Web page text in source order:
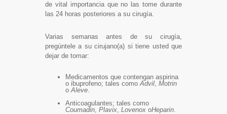
de vital importancia que no las tome durante
las 24 horas posteriores a su cirugía.
Varias semanas antes de su cirugía,
pregúntele a su cirujano(a) si tiene usted que
dejar de tomar:
Medicamentos que contengan aspirina
o ibuprofeno; tales comoAdvil, Motrin
oAleve.
Anticoagulantes; tales como
Coumadin, Plavix, Lovenox oHeparin.